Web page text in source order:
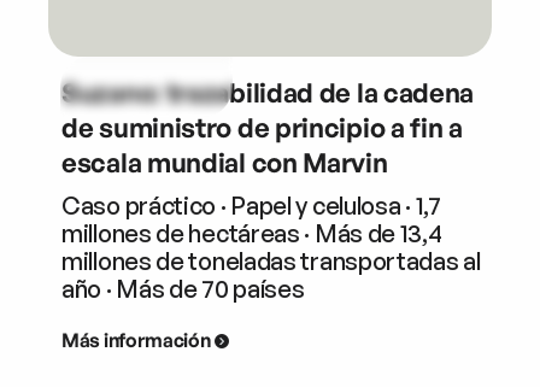
Suzano: trazabilidad de la cadena
de suministro de principio a fin a
escala mundial con Marvin
Caso práctico · Papel y celulosa · 1,7
millones de hectáreas · Más de 13,4
millones de toneladas transportadas al
año · Más de 70 países
Más información